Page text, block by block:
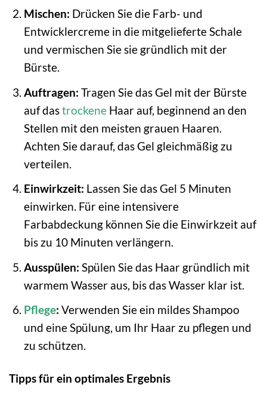
Mischen: Drücken Sie die Farb- und
Entwicklercreme in die mitgelieferte Schale
und vermischen Sie sie gründlich mit der
Bürste.
Auftragen: Tragen Sie das Gel mit der Bürste
auf dastrockeneHaar auf, beginnend an den
Stellen mit den meisten grauen Haaren.
Achten Sie darauf, das Gel gleichmäßig zu
verteilen.
Einwirkzeit: Lassen Sie das Gel 5 Minuten
einwirken. Für eine intensivere
Farbabdeckung können Sie die Einwirkzeit auf
bis zu 10 Minuten verlängern.
Ausspülen: Spülen Sie das Haar gründlich mit
warmem Wasser aus, bis das Wasser klar ist.
Pflege: Verwenden Sie ein mildes Shampoo
und eine Spülung, um Ihr Haar zu pflegen und
zu schützen.
Tipps für ein optimales Ergebnis